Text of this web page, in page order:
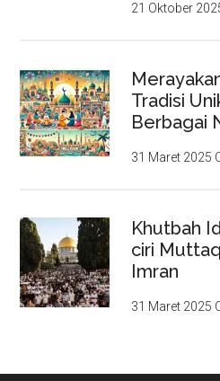
21 Oktober
Tradisi
Berbagai
31 Maret 2025
Khutbah
ciri
Imran
31 Maret 2025